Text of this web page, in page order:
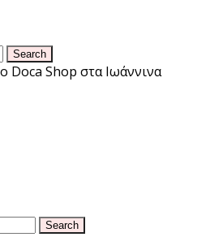
Doca Shop στα Ιωάννινα